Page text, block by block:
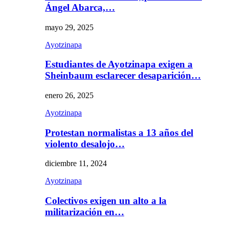
Ángel Abarca,…
mayo 29, 2025
Ayotzinapa
Estudiantes de Ayotzinapa exigen a
Sheinbaum esclarecer desaparición…
enero 26, 2025
Ayotzinapa
Protestan normalistas a 13 años del
violento desalojo…
diciembre 11, 2024
Ayotzinapa
Colectivos exigen un alto a la
militarización en…